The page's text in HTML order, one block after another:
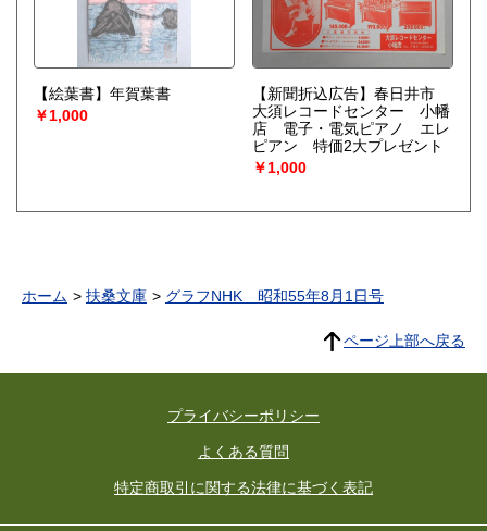
【絵葉書】年賀葉書
￥1,000
【新聞折込広告】春日井市
大須レコードセンター 小幡
店 電子・電気ピアノ エレ
ピアン 特価2大プレゼント
￥1,000
ホーム 扶桑文庫 グラフNHK 昭和55年8月1日号
ページ上部へ戻る
プライバシーポリシー
よくある質問
特定商取引に関する法律に基づく表記